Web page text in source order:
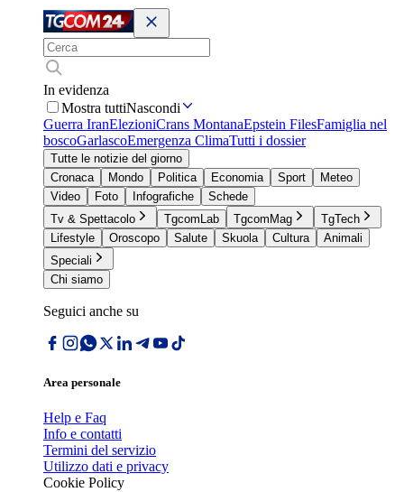
In evidenza
Mostra tuttiNascondi
Guerra IranElezioniCrans MontanaEpstein FilesFamiglia nel
boscoGarlascoEmergenza ClimaTutti i dossier
Tutte le notizie del giorno
Cronaca
Mondo Politica Economia Sport
Meteo
Video
Foto Infografiche
Schede
Tv & Spettacolo
TgcomLab TgcomMag
TgTech
Lifestyle
Oroscopo Salute Skuola Cultura
Animali
Speciali
Chi siamo
Seguici anche su
Area personale
Help e Faq
Info e contatti
Termini del servizio
Utilizzo dati e privacy
Cookie Policy